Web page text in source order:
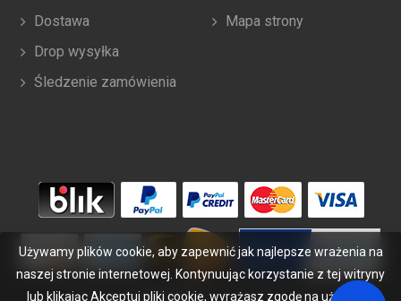
Dostawa
Drop wysyłka
Śledzenie zamówienia
Mapa strony
Copyright ©2026 bateriabuy.pl. Wszelkie prawa zastrzeżone.
Używamy plików cookie, aby zapewnić jak najlepsze wrażenia na
naszej stronie internetowej. Kontynuując korzystanie z tej witryny
lub klikając Akceptuj pliki cookie, wyrażasz zgodę na używanie